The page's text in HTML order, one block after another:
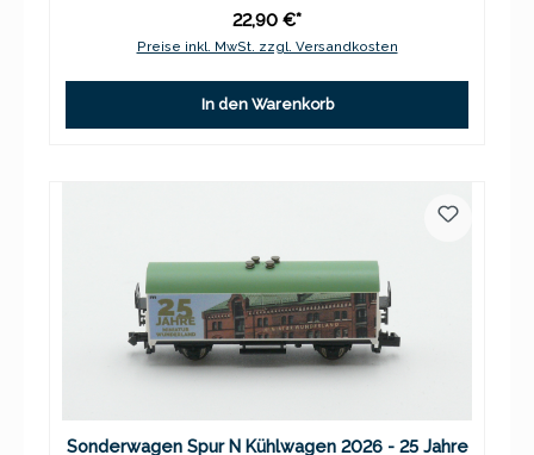
22,90 €*
Preise inkl. MwSt. zzgl. Versandkosten
In den Warenkorb
Sonderwagen Spur N Kühlwagen 2026 - 25 Jahre